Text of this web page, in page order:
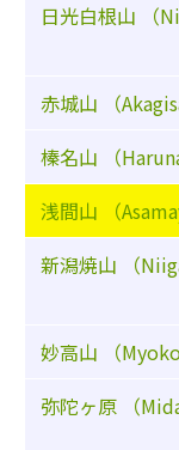
日光白根山 （
赤城山 （
榛名山 （
浅間山 （
新潟焼山 （
妙高山 （
弥陀ヶ原 （